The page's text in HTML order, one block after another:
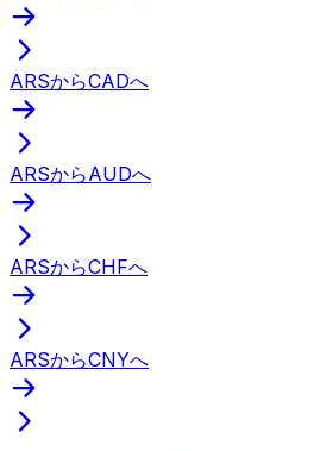
ARSからCADへ
ARSからAUDへ
ARSからCHFへ
ARSからCNYへ